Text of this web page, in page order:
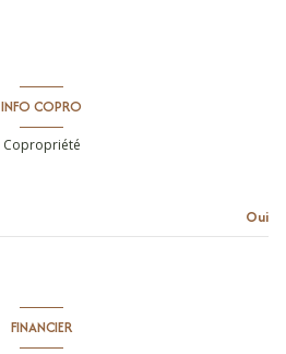
INFO COPRO
Copropriété
Oui
FINANCIER